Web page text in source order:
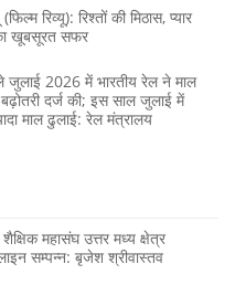
रिव्यू): रिश्तों की मिठास, प्यार
खूबसूरत सफर
2026 में भारतीय रेल ने माल
दर्ज की; इस साल जुलाई में
माल ढुलाई: रेल मंत्रालय
महासंघ उत्तर मध्य क्षेत्र
सम्पन्न: बृजेश श्रीवास्तव